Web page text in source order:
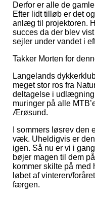
Derfor er alle de
Efter lidt tilløb er det
anlæg til projektoren.
succes da der blev
sejler under vandet i
Takker Morten for
Langelands
meget stor ros fra
deltagelse i
muringer på alle
Ærøsund.
I sommers løsrev
væk. Uheldigvis er
igen. Så nu er vi i
bøjer magen til dem
kommer skilte på med
løbet af vinteren/
færgen.